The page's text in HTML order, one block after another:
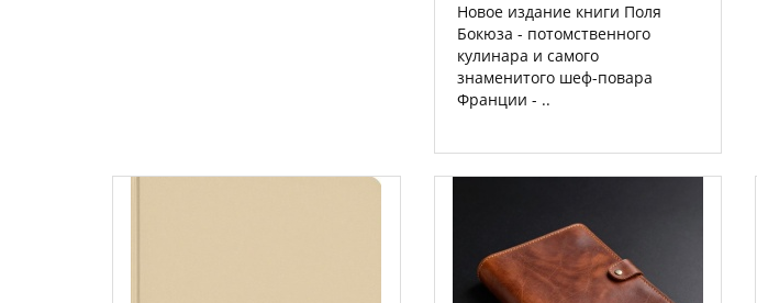
Новое издание книги Поля
Бокюза - потомственного
кулинара и самого
знаменитого шеф-повара
Франции - ..